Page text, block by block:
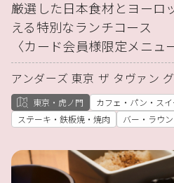
厳選した日本食材とヨーロ
える特別なランチコース
〈カード会員様限定メニュ
アンダーズ 東京 ザ タヴァン
東京・虎ノ門
カフェ・パン・ス
ステーキ・鉄板焼・焼肉
バー・ラウ